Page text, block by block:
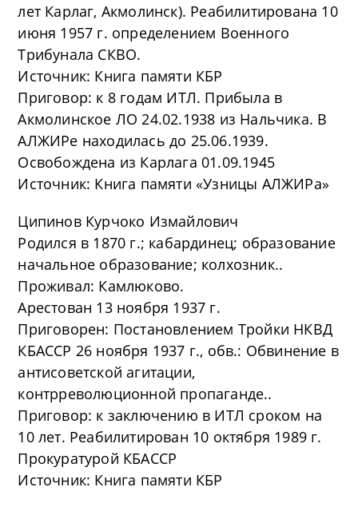
лет Карлаг, Акмолинск). Реабилитирована 10
июня 1957 г. определением Военного
Трибунала СКВО.
Источник: Книга памяти КБР
Приговор: к 8 годам ИТЛ. Прибыла в
Акмолинское ЛО 24.02.1938 из Нальчика. В
АЛЖИРе находилась до 25.06.1939.
Освобождена из Карлага 01.09.1945
Источник: Книга памяти «Узницы АЛЖИРа»
Ципинов Курчоко Измайлович
Родился в 1870 г.; кабардинец; образование
начальное образование; колхозник..
Проживал: Камлюково.
Арестован 13 ноября 1937 г.
Приговорен: Постановлением Тройки НКВД
КБАССР 26 ноября 1937 г., обв.: Обвинение в
антисоветской агитации,
контрреволюционной пропаганде..
Приговор: к заключению в ИТЛ сроком на
10 лет. Реабилитирован 10 октября 1989 г.
Прокуратурой КБАССР
Источник: Книга памяти КБР